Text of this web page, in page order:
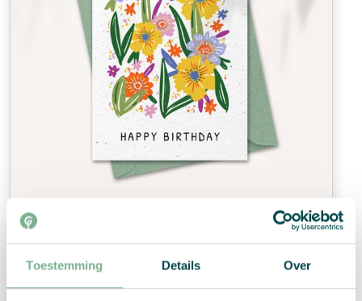
Toestemming Details Over
Birthday card “Happy birthday”
€2,99